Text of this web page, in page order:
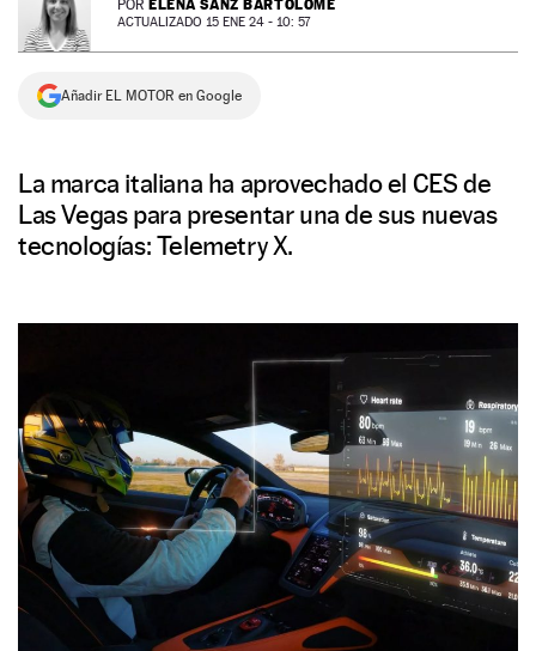
NEWSLETTER
SÍGUENOS
POR ELENA SANZ BARTOLOMÉ
ACTUALIZADO 15 ENE 24 - 10: 57
Añadir EL MOTOR en Google
La marca italiana ha aprovechado el CES de
Las Vegas para presentar una de sus nuevas
tecnologías: Telemetry X.